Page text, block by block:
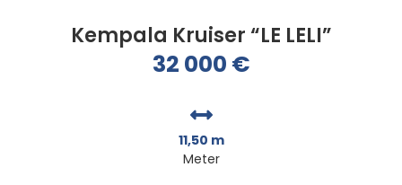
Kempala Kruiser “LE LELI”
32 000 €
11,50 m
Meter